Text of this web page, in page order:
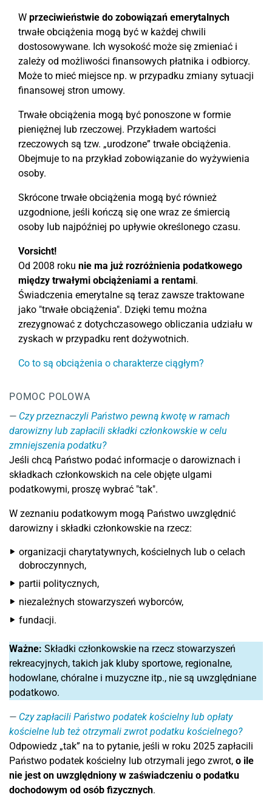
W przeciwieństwie do zobowiązań emerytalnych
trwałe obciążenia mogą być w każdej chwili
dostosowywane. Ich wysokość może się zmieniać i
zależy od możliwości finansowych płatnika i odbiorcy.
Może to mieć miejsce np. w przypadku zmiany sytuacji
finansowej stron umowy.
Trwałe obciążenia mogą być ponoszone w formie
pieniężnej lub rzeczowej. Przykładem wartości
rzeczowych są tzw. „urodzone” trwałe obciążenia.
Obejmuje to na przykład zobowiązanie do wyżywienia
osoby.
Skrócone trwałe obciążenia mogą być również
uzgodnione, jeśli kończą się one wraz ze śmiercią
osoby lub najpóźniej po upływie określonego czasu.
Vorsicht!
Od 2008 roku nie ma już rozróżnienia podatkowego
między trwałymi obciążeniami a rentami.
Świadczenia emerytalne są teraz zawsze traktowane
jako "trwałe obciążenia". Dzięki temu można
zrezygnować z dotychczasowego obliczania udziału w
zyskach w przypadku rent dożywotnich.
Co to są obciążenia o charakterze ciągłym?
POMOC POLOWA
Czy przeznaczyli Państwo pewną kwotę w ramach
darowizny lub zapłacili składki członkowskie w celu
zmniejszenia podatku?
Jeśli chcą Państwo podać informacje o darowiznach i
składkach członkowskich na cele objęte ulgami
podatkowymi, proszę wybrać "tak".
W zeznaniu podatkowym mogą Państwo uwzględnić
darowizny i składki członkowskie na rzecz:
organizacji charytatywnych, kościelnych lub o celach
dobroczynnych,
partii politycznych,
niezależnych stowarzyszeń wyborców,
fundacji.
Ważne: Składki członkowskie na rzecz stowarzyszeń
rekreacyjnych, takich jak kluby sportowe, regionalne,
hodowlane, chóralne i muzyczne itp., nie są uwzględniane
podatkowo.
Czy zapłacili Państwo podatek kościelny lub opłaty
kościelne lub też otrzymali zwrot podatku kościelnego?
Odpowiedz „tak” na to pytanie, jeśli w roku 2025 zapłacili
Państwo podatek kościelny lub otrzymali jego zwrot, o ile
nie jest on uwzględniony w zaświadczeniu o podatku
dochodowym od osób fizycznych.